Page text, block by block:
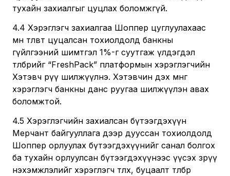
тухайн захиалгыг цуцлах боломжгүй.
4.4 Хэрэглэгч захиалгаа Шоппер цуглуулахаас
өмнө төлөвт цуцалсан тохиолдолд банкны
гүйлгээний шимтгэл 1%-г суутгаж үлдэгдэл
төлбөрийг “FreshPack” платформын хэрэглэгчийн
Хэтэвч рүү шилжүүлнэ. Хэтэвчин дэх мөнгөө
хэрэглэгч банкны данс руугаа шилжүүлэн авах
боломжтой.
4.5 Хэрэглэгчийн захиалсан бүтээгдэхүүн
Мерчант байгууллага дээр дууссан тохиолдолд
Шоппер орлуулах бүтээгдэхүүнийг санал болгох
ба тухайн орлуулсан бүтээгдэхүүнээс үүсэх зөрүү
нэхэмжлэлийг хэрэглэгч төлөх, буцаалт төлбөр